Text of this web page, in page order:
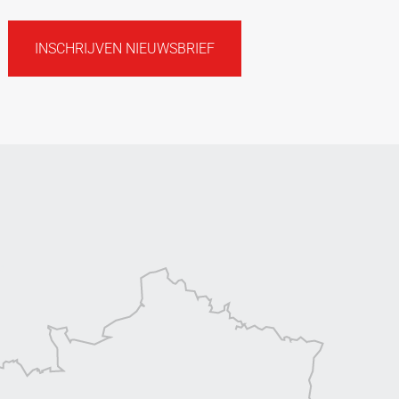
INSCHRIJVEN NIEUWSBRIEF